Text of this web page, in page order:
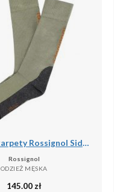
Wysokie skarpety Rossignol Sidelhorn
Rossignol
ODZIEŻ MĘSKA
145.00 zł